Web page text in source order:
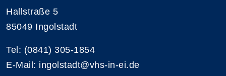
Hallstraße 5
85049 Ingolstadt
Tel: (0841) 305-1854
E-Mail: ingolstadt@vhs-in-ei.de